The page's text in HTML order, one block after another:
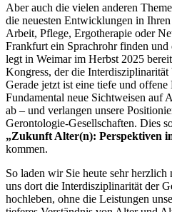
Aber auch die vielen anderen
die neuesten Entwicklungen in
Arbeit, Pflege, Ergotherapie oder
Frankfurt ein Sprachrohr finden
legt in Weimar im Herbst 2025
Kongress, der die
Gerade jetzt ist eine tiefe und
Fundamental neue Sichtweisen auf
ab – und verlangen unsere
Gerontologie-Gesellschaften. Dies
„Zukunft Alter(n): Perspektiven
kommen.
So laden wir Sie heute sehr
uns dort die Interdisziplinarität der
hochleben, ohne die Leistungen